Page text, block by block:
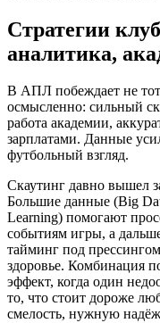
Стратегии
аналитика,
В АПЛ побеждает не тот,
осмысленно: сильный
работа академии,
зарплатами. Данные
футбольный взгляд.
Скаутинг давно вышел
Большие данные (Big
Learning) помогают
событиям игры, а
тайминг под
здоровье. Комбинация
эффект, когда один
то, что стоит дороже
смелость, нужную